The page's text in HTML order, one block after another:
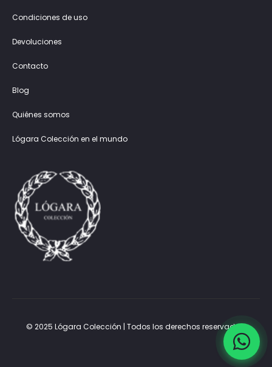
Condiciones de uso
Devoluciones
Contacto
Blog
Quiénes somos
Lógara Colección en el mundo
© 2025 Lógara Colección | Todos los derechos reservados.